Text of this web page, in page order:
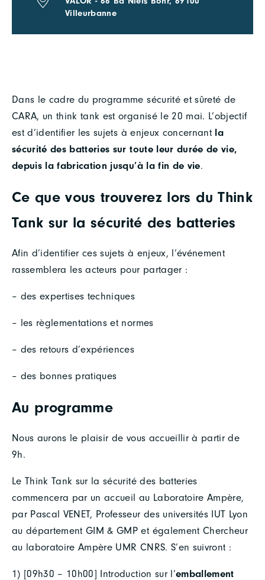
Dans le cadre du programme sécurité et sûreté de
CARA, un think tank est organisé le 20 mai. L’objectif
est d’identifier les sujets à enjeux concernant la
sécurité des batteries sur toute leur durée de vie,
depuis la fabrication jusqu’à la fin de vie.
Ce que vous trouverez lors du Think
Tank sur la sécurité des batteries
Afin d’identifier ces sujets à enjeux, l’événement
rassemblera les acteurs pour partager :
– des expertises techniques
– les règlementations et normes
– des retours d’expériences
– des bonnes pratiques
Au programme
Nous aurons le plaisir de vous accueillir à partir de
9h.
Le Think Tank sur la sécurité des batteries
commencera par un accueil au Laboratoire Ampère,
par Pascal VENET, Professeur des universités IUT Lyon
au département GIM & GMP et également Chercheur
au laboratoire Ampère UMR CNRS. S’en suivront :
1) [09h30 – 10h00] Introduction sur l’emballement
Villeurbanne